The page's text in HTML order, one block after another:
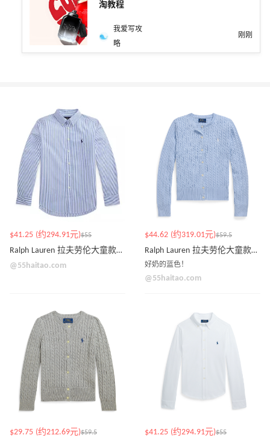
淘教程
我爱写攻
略
刚刚
$41.25 (约294.91元)$55
Ralph Lauren 拉夫劳伦大童款格纹衬衫 长袖
@55haitao.com
$44.62 (约319.01元)$59.5
Ralph Lauren 拉夫劳伦大童款绞花毛衣开衫
好奶的蓝色！
@55haitao.com
$29.75 (约212.69元)$59.5 $41.25 (约294.91元)$55